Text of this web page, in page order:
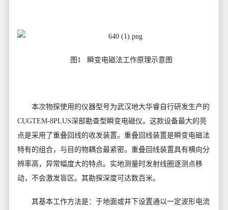
图1 瞬变电磁法工作原理示意图
本次物探使用的仪器型号为武汉地大华睿自行研发生产的
CUGTEM-8PLUS深部勘查型瞬变电磁仪。这款设备最大的亮
点是采用了重叠回线的收发装置。重叠回线装置是瞬变电磁法
特有的组合，与目的物耦合最紧密。重叠回线装置具有横向分
辨率高，异常幅度大的特点。实地测量时发射线圈逐测点移
动，不会激发盲区。其勘探深度可达数百米。
其基本工作方法是：于地面或井下设置通以一定波形电流